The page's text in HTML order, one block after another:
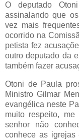
O deputado
assinalando que
vez mais
ocorrido na
petista fez
outro deputado da
também fazer
Otoni de Paula
Ministro Gilmar
evangélica neste
muito respeito,
senhor não
conhece as igrejas